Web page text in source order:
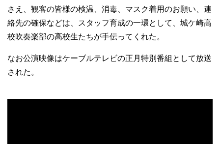
さえ、観客の皆様の検温、消毒、マスク着用のお願い、連
絡先の確保などは、スタッフ育成の一環として、城ケ崎高
校吹奏楽部の高校生たちが手伝ってくれた。
なお公演映像はケーブルテレビの正月特別番組として放送
された。